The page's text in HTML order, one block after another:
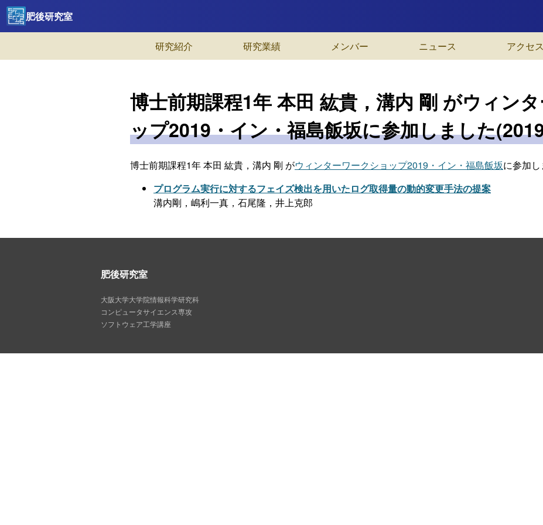
肥後研究室
研究紹介 研究業績 メンバー ニュース アクセス
博士前期課程1年 本田 紘貴，溝内 剛 がウィン
ップ2019・イン・福島飯坂に参加しました
博士前期課程1年 本田 紘貴，溝内 剛 がウィンターワークショップ2019・イン・福島飯坂に参加
プログラム実行に対するフェイズ検出を用いたログ取得量の動的変更手法の提案
溝内剛，嶋利一真，石尾隆，井上克郎
肥後研究室
大阪大学大学院情報科学研究科
コンピュータサイエンス専攻
ソフトウェア工学講座